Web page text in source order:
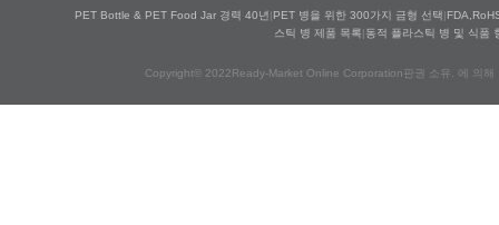
PET Bottle & PET Food Jar 경력 40년 |PET 병을 위한 300가지 금형 선택|
스틱 병 제품 목록|동적 플라스틱 병 및 식품
Copyright© 2022Ready-Market Online Corporation판권 소유. 에 의해